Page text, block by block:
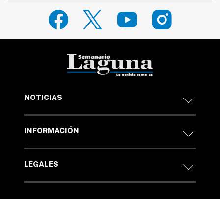
NOTICIAS
INFORMACIÓN
LEGALES